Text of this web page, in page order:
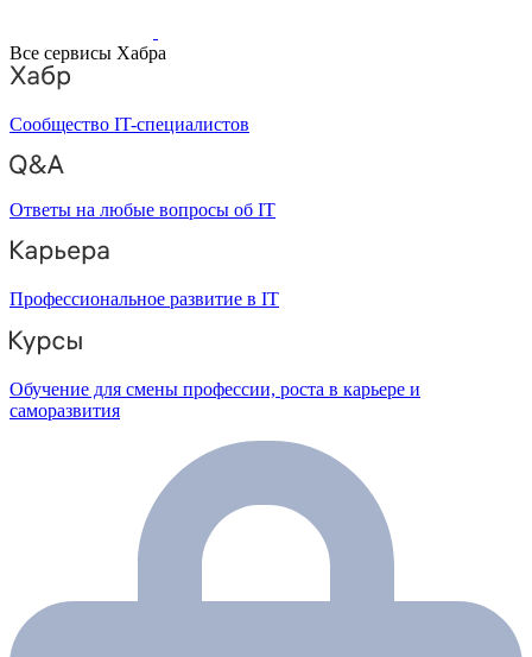
Все сервисы Хабра
Сообщество IT-специалистов
Ответы на любые вопросы об IT
Профессиональное развитие в IT
Обучение для смены профессии, роста в карьере и
саморазвития